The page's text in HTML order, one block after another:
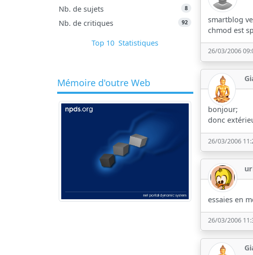
Nb. de sujets 8
Nb. de critiques 92
Top 10 Statistiques
Mémoire d'outre Web
smartblog
chmod est
26/03/2006
bonjour;
donc
26/03/2006
essaies en
26/03/2006